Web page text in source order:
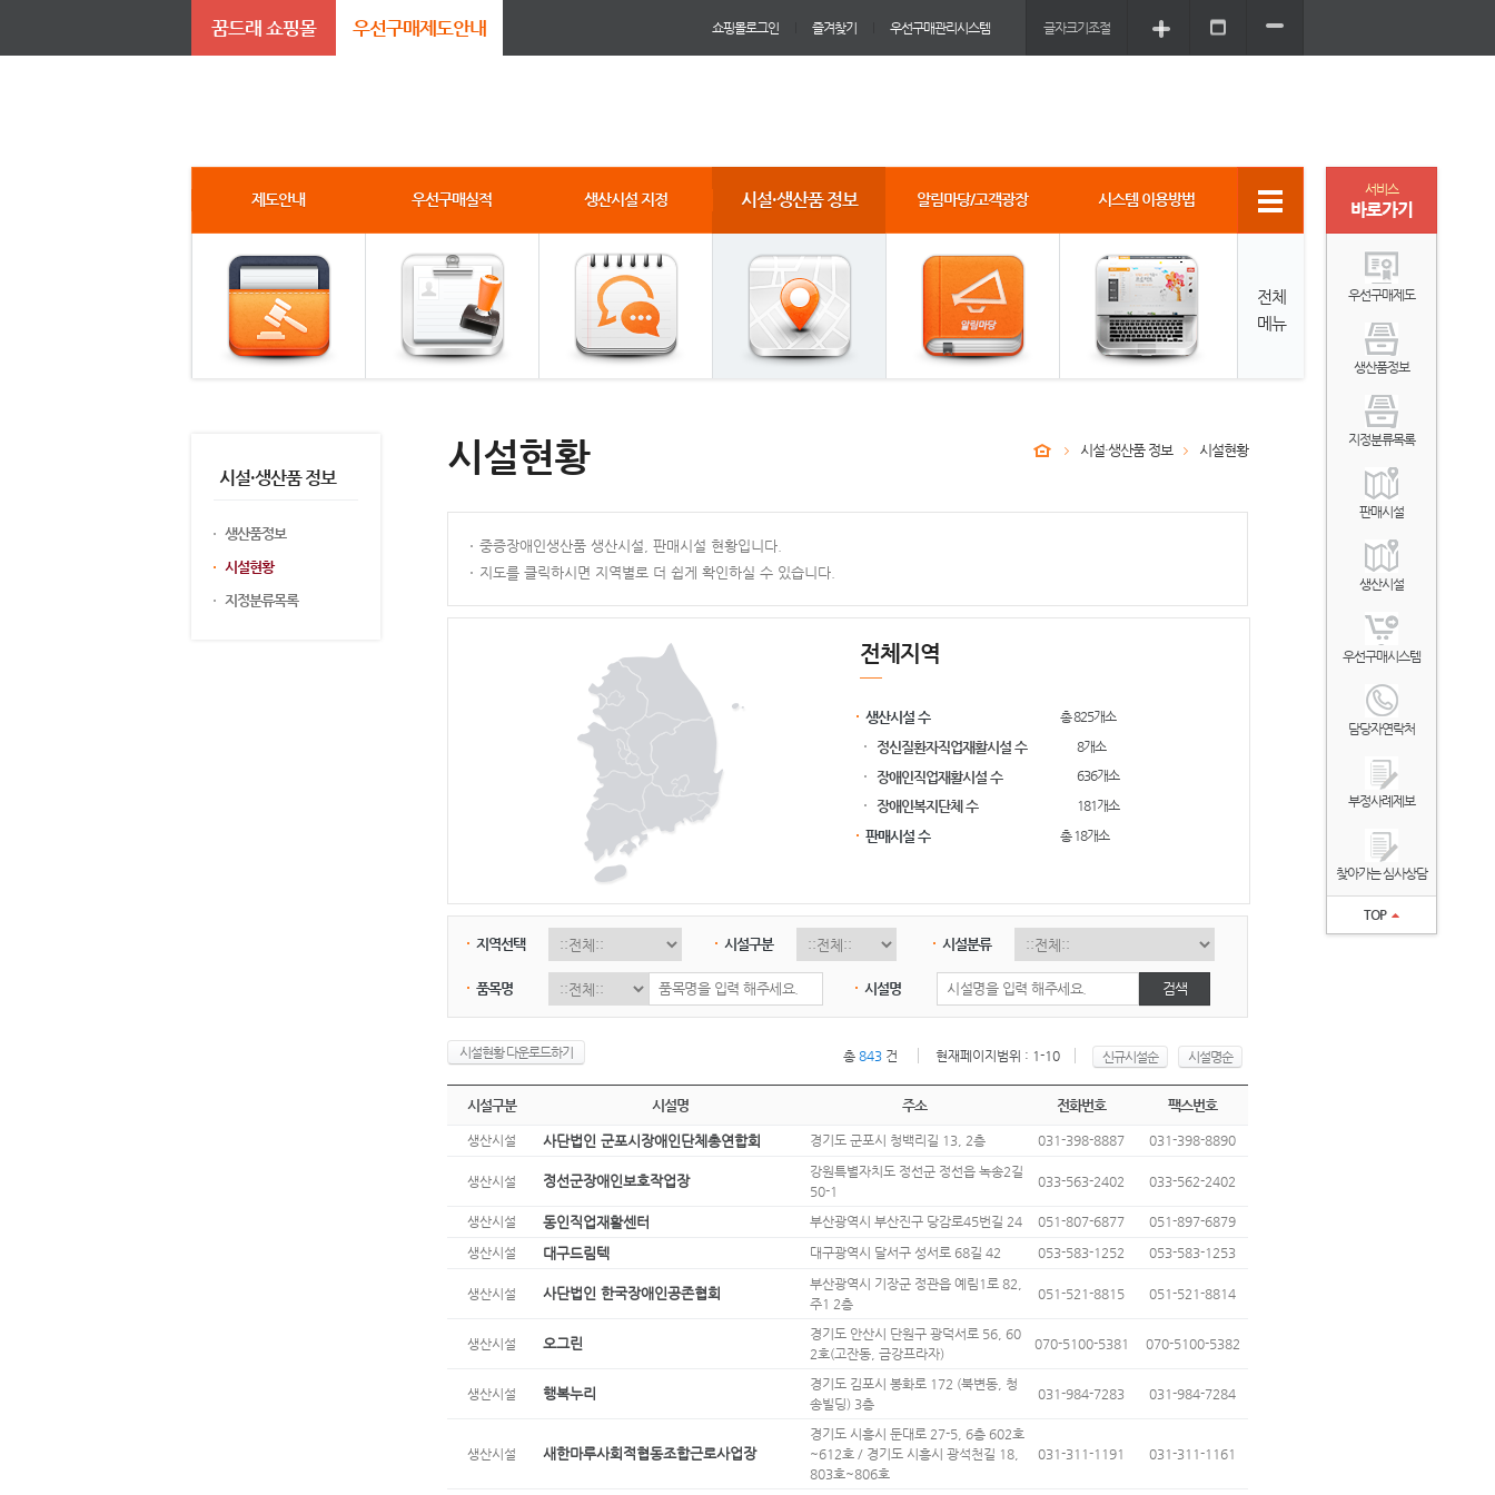
꿈드래 쇼핑몰 우선구매제도안내 쇼핑몰로그인 즐겨찾기 우선구매관리시스템 글자크기조절
제도안내 우선구매실적 생산시설 지정 시설·생산품 정보 알림마당/고객광장 시스템 이용방법
전체
메뉴
시설·생산품 정보
생산품정보
시설현황
지정분류목록
시설현황 시설·생산품 정보 시설현황
중증장애인생산품 생산시설, 판매시설 현황입니다.
지도를 클릭하시면 지역별로 더 쉽게 확인하실 수 있습니다.
전체지역
생산시설 수 총 825개소
정신질환자직업재활시설 수 8개소
장애인직업재활시설 수 636개소
장애인복지단체 수 181개소
판매시설 수 총 18개소
지역선택 시설구분 시설분류
품목명 시설명 검색
시설현황 다운로드하기 총 843 건 현재페이지범위 : 1-10 신규시설순 시설명순
시설구분 시설명 주소 전화번호 팩스번호
생산시설 사단법인 군포시장애인단체총연합회 경기도 군포시 청백리길 13, 2층 031-398-8887 031-398-8890
생산시설 정선군장애인보호작업장
강원특별자치도 정선군 정선읍 녹송2길
50-1
033-563-2402 033-562-2402
생산시설 동인직업재활센터 부산광역시 부산진구 당감로45번길 24 051-807-6877
051-897-6879
생산시설
대구드림텍 대구광역시 달서구 성서로 68길 42 053-583-1252 053-583-1253
생산시설 사단법인 한국장애인공존협회
부산광역시 기장군 정관읍 예림1로 82,
주1 2층
051-521-8815 051-521-8814
생산시설 오그린
경기도 안산시 단원구 광덕서로 56, 60
2호(고잔동, 금강프라자)
070-5100-5381 070-5100-5382
생산시설 행복누리
경기도 김포시 봉화로 172 (북변동, 청
송빌딩) 3층
031-984-7283 031-984-7284
생산시설 새한마루사회적협동조합근로사업장
경기도 시흥시 둔대로 27-5, 6층 602호
~612호 / 경기도 시흥시 광석천길 18,
803호~806호
031-311-1191 031-311-1161
서비스
바로가기
우선구매제도
생산품정보
지정분류목록
판매시설
생산시설
우선구매시스템
담당자연락처
부정사례제보
찾아가는 심사상담
TOP